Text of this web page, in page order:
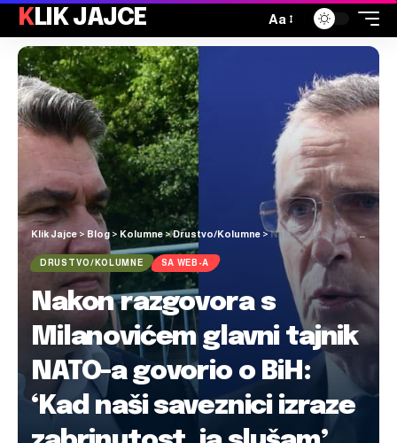
KLIK JAJCE Aa
Klik Jajce> Blog > Kolumne>Drustvo/Kolumne >Nakon razgovora s Milanovićem glavni tajnik NATO-a govorio o BiH: ‘Kad naši saveznici izraze zabrinutost, ja slušam’
DRUSTVO/KOLUMNE SA WEB-A
Nakon razgovora s
Milanovićem glavni tajnik
NATO-a govorio o BiH:
‘Kad naši saveznici izraze